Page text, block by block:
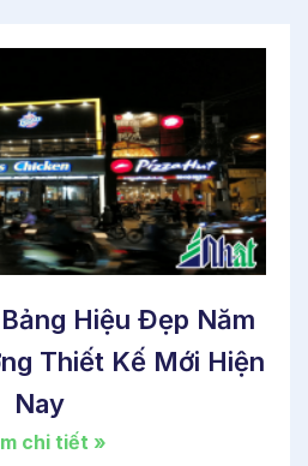
Hiệu Đẹp Năm
Thiết Kế Mới Hiện
Nay
chi tiết »